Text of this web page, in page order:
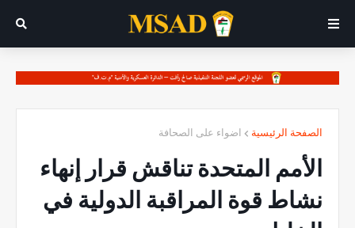
الصفحة الرئيسية اضواء على الصحافة
الأمم المتحدة تناقش قرار إنهاء
نشاط قوة المراقبة الدولية في